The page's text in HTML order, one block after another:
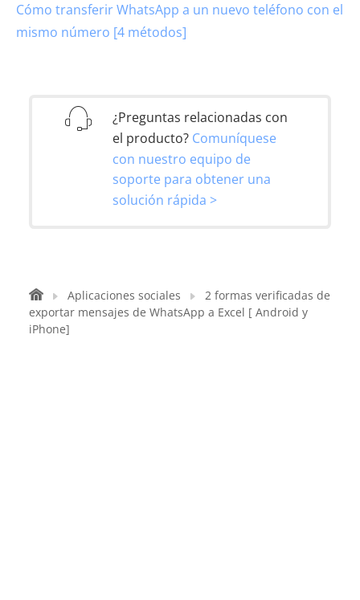
Cómo transferir WhatsApp a un nuevo teléfono con el
mismo número [4 métodos]
¿Preguntas relacionadas con
el producto? Comuníquese
con nuestro equipo de
soporte para obtener una
solución rápida >
Aplicaciones sociales
2 formas verificadas de
exportar mensajes de WhatsApp a Excel [ Android y
iPhone]